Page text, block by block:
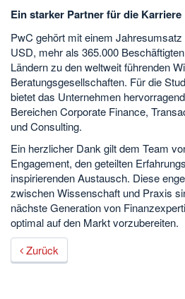
Ein starker Partner für die Karriere
PwC gehört mit einem
USD, mehr als 365.000
Ländern zu den weltweit führenden
Beratungsgesellschaften. Für die
bietet das Unternehmen
Bereichen Corporate Finance,
und Consulting.
Ein herzlicher Dank gilt dem Team
Engagement, den geteilten
inspirierenden Austausch. Diese
zwischen Wissenschaft und Praxis
nächste Generation von
optimal auf den Markt vorzubereiten.
Zurück